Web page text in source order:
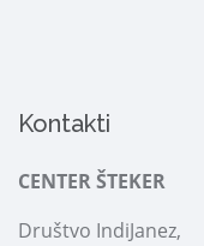
Kontakti
CENTER ŠTEKER
Društvo IndiJanez,